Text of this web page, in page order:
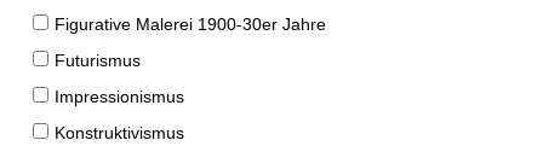
Figurative Malerei 1900-30er Jahre
Futurismus
Impressionismus
Konstruktivismus